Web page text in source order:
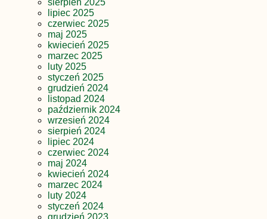
sierpień 2025
lipiec 2025
czerwiec 2025
maj 2025
kwiecień 2025
marzec 2025
luty 2025
styczeń 2025
grudzień 2024
listopad 2024
październik 2024
wrzesień 2024
sierpień 2024
lipiec 2024
czerwiec 2024
maj 2024
kwiecień 2024
marzec 2024
luty 2024
styczeń 2024